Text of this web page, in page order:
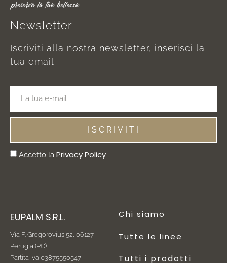
Newsletter
Iscriviti alla nostra newsletter, inserisci la
tua email:
Accetto la Privacy Policy
ISCRIVITI
EUPALM S.R.L.
Via F. Gregorovius 52, 06127
Perugia (PG)
Partita Iva 03875550547
Chi siamo
Tutte le linee
Tutti i prodotti